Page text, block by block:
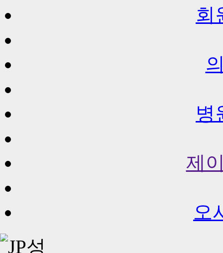
회
병
제
오